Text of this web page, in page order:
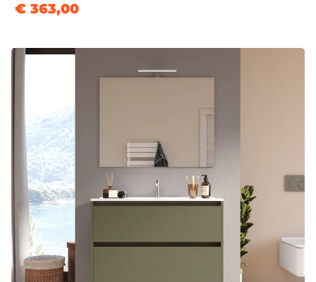
€ 363,00